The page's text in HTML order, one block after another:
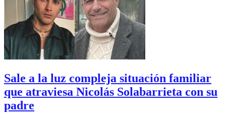
Sale a la luz compleja situación familiar
que atraviesa Nicolás Solabarrieta con su
padre